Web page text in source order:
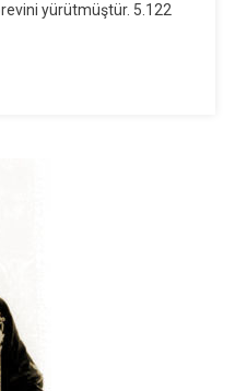
yürütmüştür. 5.122